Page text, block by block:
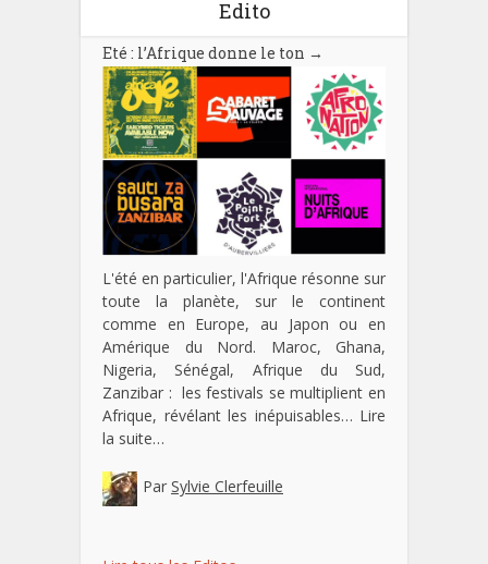
Edito
Eté : l’Afrique donne le ton →
L'été en particulier, l'Afrique résonne sur
toute la planète, sur le continent
comme en Europe, au Japon ou en
Amérique du Nord. Maroc, Ghana,
Nigeria, Sénégal, Afrique du Sud,
Zanzibar : les festivals se multiplient en
Afrique, révélant les inépuisables… Lire
la suite…
Par Sylvie Clerfeuille